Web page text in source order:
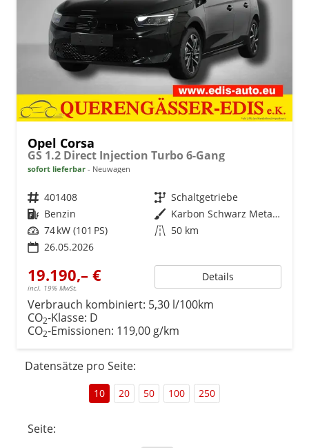
Opel Corsa
GS 1.2 Direct Injection Turbo 6-Gang
sofort lieferbar Neuwagen
Fahrzeugnr. 401408 Getriebe Schaltgetriebe
Kraftstoff Benzin Außenfarbe
Karbon Schwarz Metallic
Leistung 74 kW (101 PS) Kilometerstand 50 km
26.05.2026
19.190,– €
incl. 19% MwSt.
Details
Verbrauch kombiniert: 5,30 l/100km
CO2-Klasse: D
CO2-Emissionen: 119,00 g/km
Datensätze pro Seite:
10 20 50 100 250
Seite: